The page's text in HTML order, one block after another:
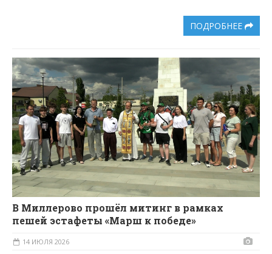
ПОДРОБНЕЕ
В Миллерово прошёл митинг в рамках
пешей эстафеты «Марш к победе»
14 ИЮЛЯ 2026